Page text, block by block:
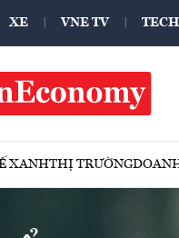
XE VNE TV
XANHTHỊ TRƯỜNG